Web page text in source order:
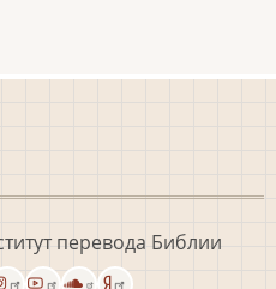
перевода Библии